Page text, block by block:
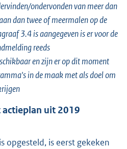
ondervonden van meer dan
dan twee of meermalen op de
3.4 is aangegeven is er voor de
reeds
en zijn er op dit moment
in de maak met als doel om
actieplan uit 2019
opgesteld, is eerst gekeken